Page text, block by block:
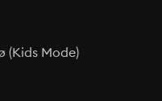
(Kids Mode)